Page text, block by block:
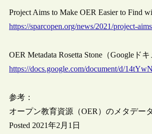
Project Aims to Make OER Easier to Find
https://sparcopen.org/news/2021/project-
OER Metadata Rosetta Stone（Googleドキ
https://docs.google.com/document/d/
参考：
オープン教育資源（OER）のメタデー
Posted 2021年2月1日